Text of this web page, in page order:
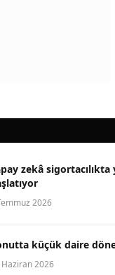
zekâ
2026
küçük daire
2026